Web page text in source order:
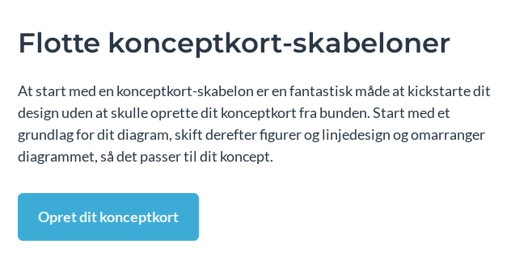
Flotte konceptkort-skabeloner
At start med en konceptkort-skabelon er en fantastisk måde at kickstarte dit
design uden at skulle oprette dit konceptkort fra bunden. Start med et
grundlag for dit diagram, skift derefter figurer og linjedesign og omarranger
diagrammet, så det passer til dit koncept.
Opret dit konceptkort